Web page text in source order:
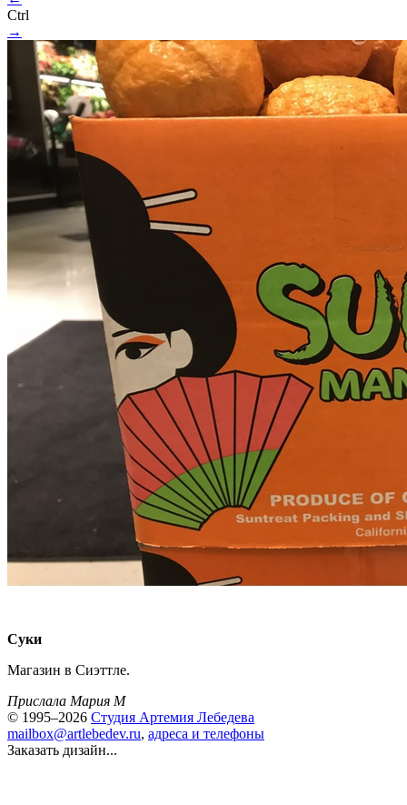
Ctrl
→
Суки
Магазин в Сиэттле.
Прислала Мария М
© 1995–2026 Студия Артемия Лебедева
mailbox@artlebedev.ru, адреса и телефоны
Заказать дизайн...